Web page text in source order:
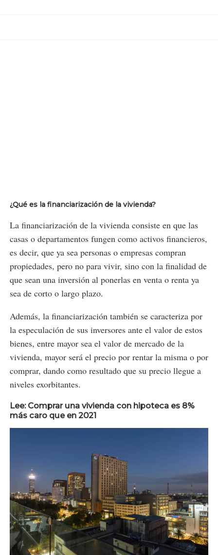
¿Qué es la financiarización de la vivienda?
La financiarización de la vivienda consiste en que las
casas o departamentos fungen como activos financieros,
es decir, que ya sea personas o empresas compran
propiedades, pero no para vivir, sino con la finalidad de
que sean una inversión al ponerlas en venta o renta ya
sea de corto o largo plazo.
Además, la financiarización también se caracteriza por
la especulación de sus inversores ante el valor de estos
bienes, entre mayor sea el valor de mercado de la
vivienda, mayor será el precio por rentar la misma o por
comprar, dando como resultado que su precio llegue a
niveles exorbitantes.
Lee: Comprar una vivienda con hipoteca es 8%
más caro que en 2021